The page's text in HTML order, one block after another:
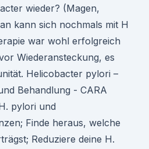
wieder? (Magen,
kann sich nochmals mit H
war wohl erfolgreich
Wiederansteckung, es
Helicobacter pylori –
Behandlung - CARA
pylori und
Finde heraus, welche
Reduziere deine H.